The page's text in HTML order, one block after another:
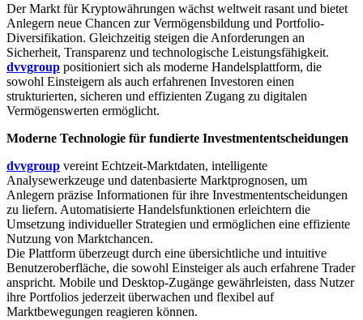
Der Markt für Kryptowährungen wächst weltweit rasant und bietet
Anlegern neue Chancen zur Vermögensbildung und Portfolio-
Diversifikation. Gleichzeitig steigen die Anforderungen an
Sicherheit, Transparenz und technologische Leistungsfähigkeit.
dvvgroup positioniert sich als moderne Handelsplattform, die
sowohl Einsteigern als auch erfahrenen Investoren einen
strukturierten, sicheren und effizienten Zugang zu digitalen
Vermögenswerten ermöglicht.
Moderne Technologie für fundierte Investmententscheidungen
dvvgroup vereint Echtzeit-Marktdaten, intelligente
Analysewerkzeuge und datenbasierte Marktprognosen, um
Anlegern präzise Informationen für ihre Investmententscheidungen
zu liefern. Automatisierte Handelsfunktionen erleichtern die
Umsetzung individueller Strategien und ermöglichen eine effiziente
Nutzung von Marktchancen.
Die Plattform überzeugt durch eine übersichtliche und intuitive
Benutzeroberfläche, die sowohl Einsteiger als auch erfahrene Trader
anspricht. Mobile und Desktop-Zugänge gewährleisten, dass Nutzer
ihre Portfolios jederzeit überwachen und flexibel auf
Marktbewegungen reagieren können.